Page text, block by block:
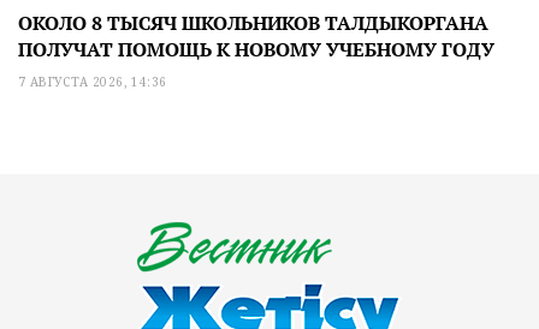
ОКОЛО 8 ТЫСЯЧ ШКОЛЬНИКОВ ТАЛДЫКОРГАНА
ПОЛУЧАТ ПОМОЩЬ К НОВОМУ УЧЕБНОМУ ГОДУ
7 АВГУСТА 2026, 14:36